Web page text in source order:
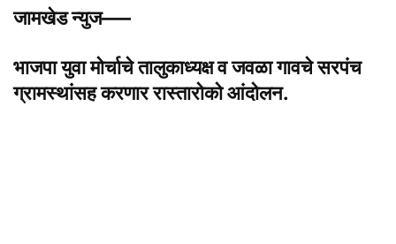
जामखेड न्युज—–
भाजपा युवा मोर्चाचे तालुकाध्यक्ष व जवळा गावचे सरपंच
ग्रामस्थांसह करणार रास्तारोको आंदोलन.